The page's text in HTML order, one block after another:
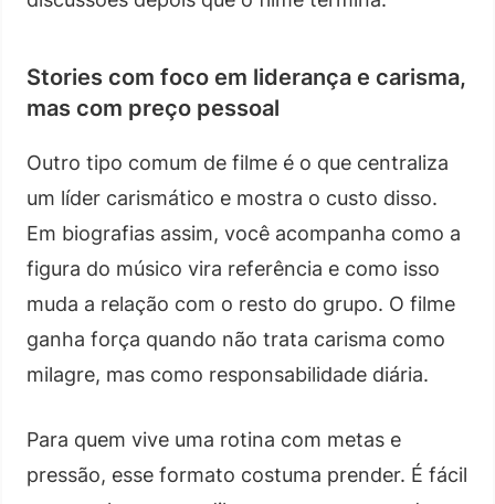
Stories com foco em liderança e carisma,
mas com preço pessoal
Outro tipo comum de filme é o que centraliza
um líder carismático e mostra o custo disso.
Em biografias assim, você acompanha como a
figura do músico vira referência e como isso
muda a relação com o resto do grupo. O filme
ganha força quando não trata carisma como
milagre, mas como responsabilidade diária.
Para quem vive uma rotina com metas e
pressão, esse formato costuma prender. É fácil